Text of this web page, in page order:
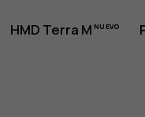
HMD Terra M